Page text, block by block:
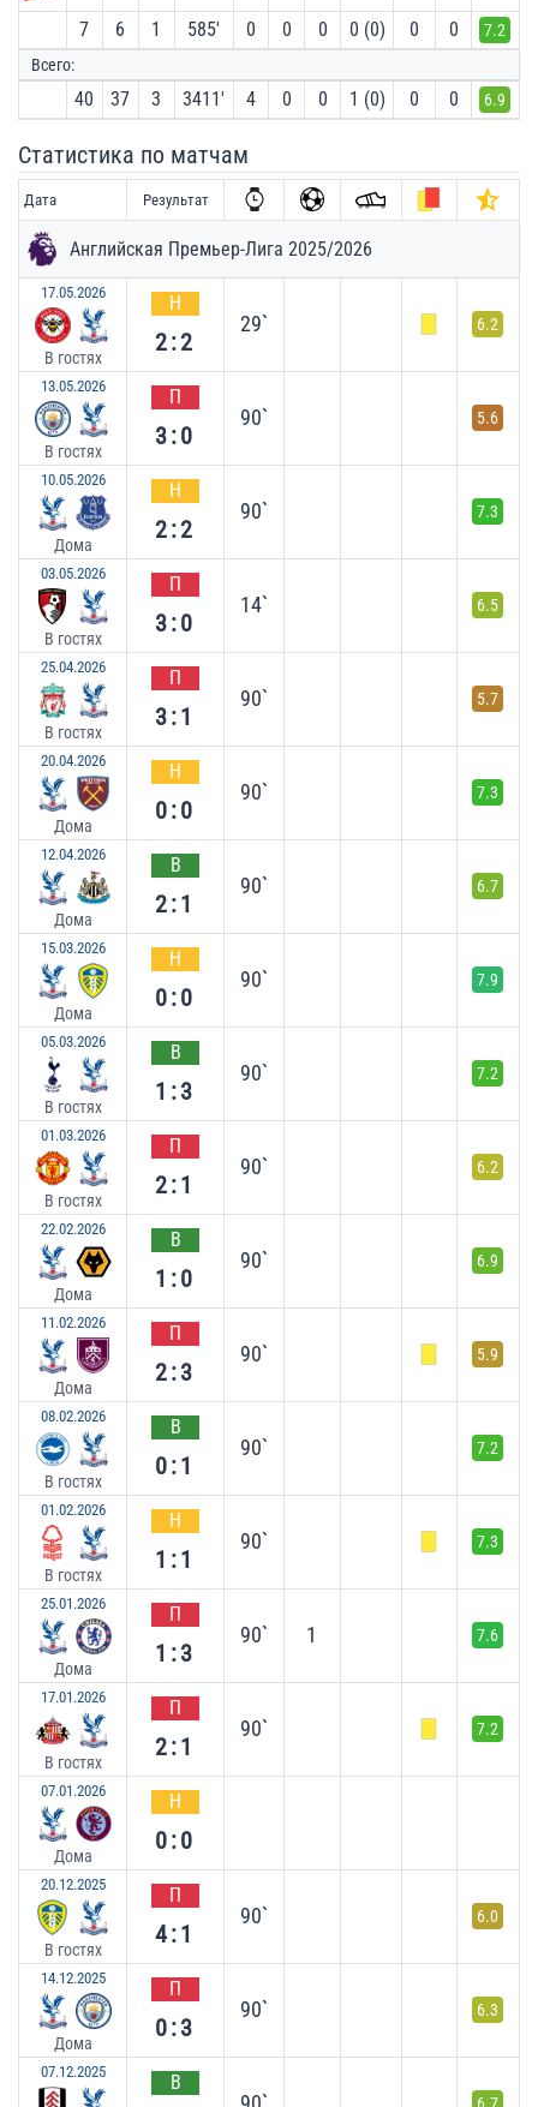
7
6 1 585′ 0 0 0 0 (0) 0 0
7.2
Всего:
40 37 3 3411′ 4 0 0 1 (0) 0 0 6.9
Статистика по матчам
Дата Результат
Английская Премьер-Лига 2025/2026
17.05.2026
В гостях
Н
2:2
29` 6.2
13.05.2026
В гостях
П
3:0
90` 5.6
10.05.2026
Дома
Н
2:2
90` 7.3
03.05.2026
В гостях
П
3:0
14` 6.5
25.04.2026
В гостях
П
3:1
90` 5.7
20.04.2026
Дома
Н
0:0
90` 7.3
12.04.2026
Дома
В
2:1
90` 6.7
15.03.2026
Дома
Н
0:0
90` 7.9
05.03.2026
В гостях
В
1:3
90` 7.2
01.03.2026
В гостях
П
2:1
90` 6.2
22.02.2026
Дома
В
1:0
90` 6.9
11.02.2026
Дома
П
2:3
90` 5.9
08.02.2026
В гостях
В
0:1
90` 7.2
01.02.2026
В гостях
Н
1:1
90` 7.3
25.01.2026
Дома
П
1:3
90` 1 7.6
17.01.2026
В гостях
П
2:1
90` 7.2
07.01.2026
Дома
Н
0:0
20.12.2025
В гостях
П
4:1
90` 6.0
14.12.2025
Дома
П
0:3
90` 6.3
07.12.2025 В